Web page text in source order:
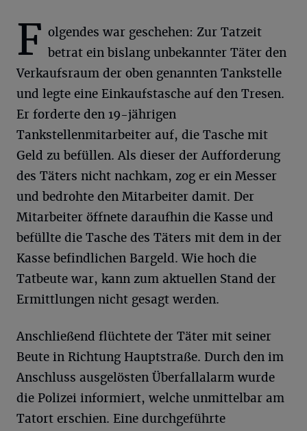
F olgendes war geschehen: Zur Tatzeit
betrat ein bislang unbekannter Täter den
Verkaufsraum der oben genannten Tankstelle
und legte eine Einkaufstasche auf den Tresen.
Er forderte den 19-jährigen
Tankstellenmitarbeiter auf, die Tasche mit
Geld zu befüllen. Als dieser der Aufforderung
des Täters nicht nachkam, zog er ein Messer
und bedrohte den Mitarbeiter damit. Der
Mitarbeiter öffnete daraufhin die Kasse und
befüllte die Tasche des Täters mit dem in der
Kasse befindlichen Bargeld. Wie hoch die
Tatbeute war, kann zum aktuellen Stand der
Ermittlungen nicht gesagt werden.
Anschließend flüchtete der Täter mit seiner
Beute in Richtung Hauptstraße. Durch den im
Anschluss ausgelösten Überfallalarm wurde
die Polizei informiert, welche unmittelbar am
Tatort erschien. Eine durchgeführte